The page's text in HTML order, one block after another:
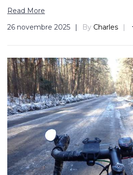
Read More
26 novembre 2025
By Charles